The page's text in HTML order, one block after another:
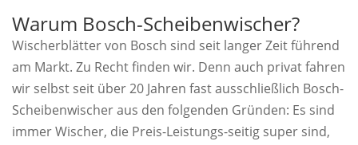
Warum Bosch-Scheibenwischer?
Wischerblätter von Bosch sind seit langer Zeit führend
am Markt. Zu Recht finden wir. Denn auch privat fahren
wir selbst seit über 20 Jahren fast ausschließlich Bosch-
Scheibenwischer aus den folgenden Gründen: Es sind
immer Wischer, die Preis-Leistungs-seitig super sind,